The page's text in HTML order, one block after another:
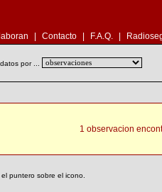
Contacto F.A.Q.
por ...
1 observacion
puntero sobre el icono.